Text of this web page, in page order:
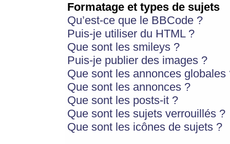
Formatage et types de sujets
Qu’est-ce que le BBCode ?
Puis-je utiliser du HTML ?
Que sont les smileys ?
Puis-je publier des images ?
Que sont les annonces globales
Que sont les annonces ?
Que sont les posts-it ?
Que sont les sujets verrouillés ?
Que sont les icônes de sujets ?